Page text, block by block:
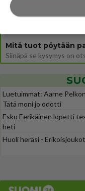
Mitä tuot pöytään
Luetuimmat: Aarne
Tätä moni jo odotti
Esko Eerikäinen lopetti
heti
Huoli heräsi -